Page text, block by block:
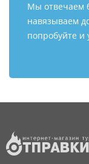
Мы отвечаем
навязываем
попробуйте и